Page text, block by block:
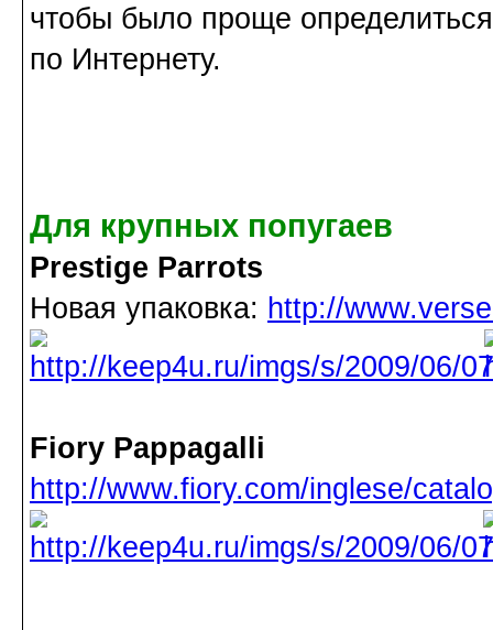
чтобы было проще
по Интернету.
Для крупных попугаев
Prestige Parrots
Новая упаковка: http://
Fiory Pappagalli
http://www.fiory.com/inglese/